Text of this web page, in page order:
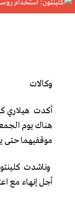
وكالات
أكدت هيلاري
موقفيهما حتى
وناشدت
أجل إنهاء مع